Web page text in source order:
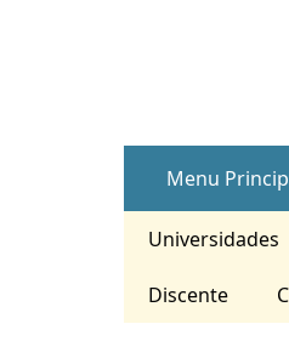
Menu
Universidades
Discente